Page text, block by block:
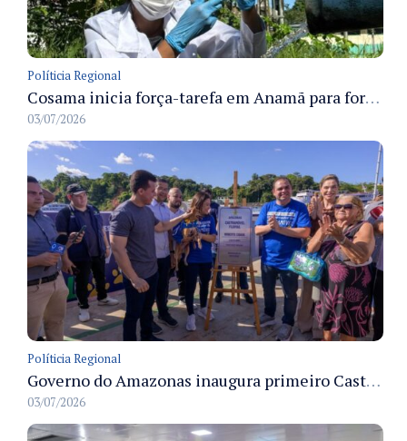
Políticia Regional
Cosama inicia força-tarefa em Anamã para fortalecer abastecimento de água e segurança hídrica da população
03/07/2026
Políticia Regional
Governo do Amazonas inaugura primeiro Castramóvel Fluvial para atendimento veterinário às comunidades ribeirinhas e castração gratuita
03/07/2026